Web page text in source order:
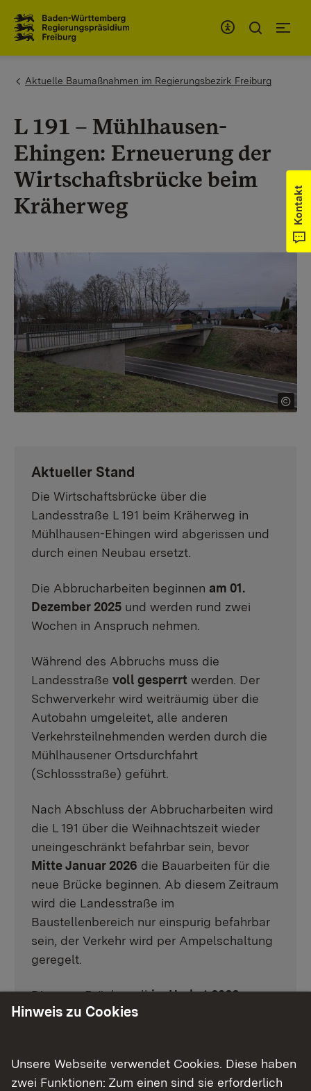
You are here:
Aktuelle Baumaßnahmen im Regierungsbezirk Freiburg
L 191 – Mühlhausen-
Ehingen: Erneuerung der
Wirtschaftsbrücke beim
Kräherweg
Kontakt
Aktueller Stand
Die Wirtschaftsbrücke über die
Landesstraße L 191 beim Kräherweg in
Mühlhausen-Ehingen wird abgerissen und
durch einen Neubau ersetzt.
Die Abbrucharbeiten beginnen am 01.
Dezember 2025 und werden rund zwei
Wochen in Anspruch nehmen.
Während des Abbruchs muss die
Landesstraße voll gesperrt werden. Der
Schwerverkehr wird weiträumig über die
Autobahn umgeleitet, alle anderen
Verkehrsteilnehmenden werden durch die
Mühlhausener Ortsdurchfahrt
(Schlossstraße) geführt.
Nach Abschluss der Abbrucharbeiten wird
die L 191 über die Weihnachtszeit wieder
uneingeschränkt befahrbar sein, bevor
Mitte Januar 2026 die Bauarbeiten für die
neue Brücke beginnen. Ab diesem Zeitraum
wird die Landesstraße im
Baustellenbereich nur einspurig befahrbar
sein, der Verkehr wird per Ampelschaltung
geregelt.
Die neue Brücke sollim Herbst 2026
freigegeben werden.
bitten wir um Verständnis.
Hinweis zu Cookies
Unsere Webseite verwendet Cookies. Diese haben
zwei Funktionen: Zum einen sind sie erforderlich